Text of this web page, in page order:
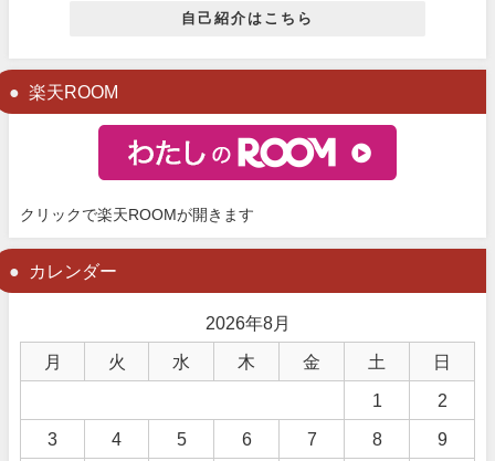
自己紹介はこちら
楽天ROOM
クリックで楽天ROOMが開きます
カレンダー
2026年8月
月 火 水 木 金 土 日
1 2
3 4 5 6 7 8 9